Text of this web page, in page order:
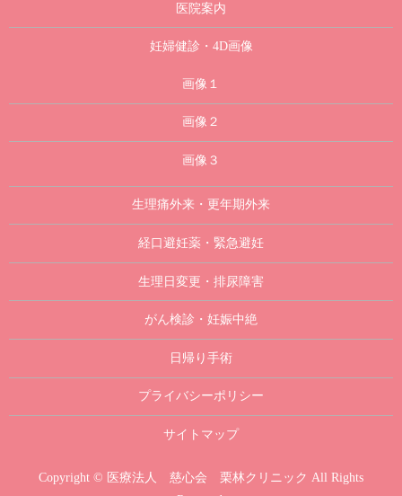
医院案内
妊婦健診・4D画像
画像１
画像２
画像３
生理痛外来・更年期外来
経口避妊薬・緊急避妊
生理日変更・排尿障害
がん検診・妊娠中絶
日帰り手術
プライバシーポリシー
サイトマップ
Copyright © 医療法人 慈心会 栗林クリニック All Rights